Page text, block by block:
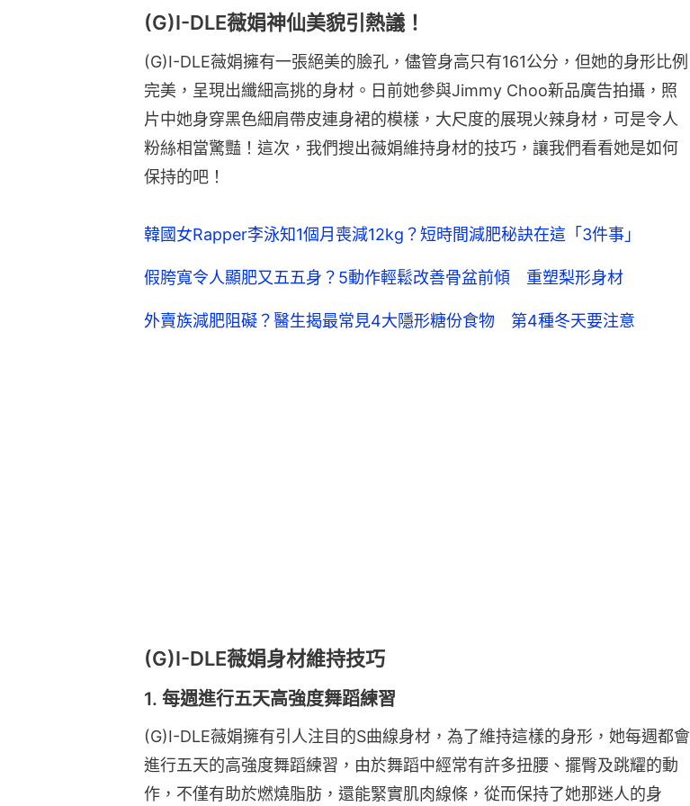
(G)I-DLE薇娟神仙美貌引熱議！
(G)I-DLE薇娟擁有一張絕美的臉孔，儘管身高只有161公分，但她的身形比例
完美，呈現出纖細高挑的身材。日前她參與Jimmy Choo新品廣告拍攝，照
片中她身穿黑色細肩帶皮連身裙的模樣，大尺度的展現火辣身材，可是令人
粉絲相當驚豔！這次，我們搜出薇娟維持身材的技巧，讓我們看看她是如何
保持的吧！
韓國女Rapper李泳知1個月喪減12kg？短時間減肥秘訣在這「3件事」
假胯寬令人顯肥又五五身？5動作輕鬆改善骨盆前傾 重塑梨形身材
外賣族減肥阻礙？醫生揭最常見4大隱形糖份食物 第4種冬天要注意
(G)I-DLE薇娟身材維持技巧
1. 每週進行五天高強度舞蹈練習
(G)I-DLE薇娟擁有引人注目的S曲線身材，為了維持這樣的身形，她每週都會
進行五天的高強度舞蹈練習，由於舞蹈中經常有許多扭腰、擺臀及跳耀的動
作，不僅有助於燃燒脂肪，還能緊實肌肉線條，從而保持了她那迷人的身